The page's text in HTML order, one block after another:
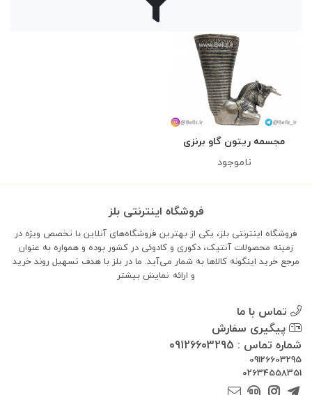
مجسمه ریتون گاو برنزی
ناموجود
فروشگاه اینترنتی بلز
فروشگاه اینترنتی بلز، یکی از بهترین فروشگاه‌های آنلاین با تخصص ویژه در
زمینه محصولات آنتیک، دکوری و کادوئی در کشور بوده و همواره به عنوان
مرجع خرید اینگونه کالاها به شمار می‌آید. ما در بلز با هدف تسهیل روند خرید
و ارائه نمایش بیشتر
تماس با ما
پیگیری سفارش
شماره تماس : 09126603295
09126603295
02634558351